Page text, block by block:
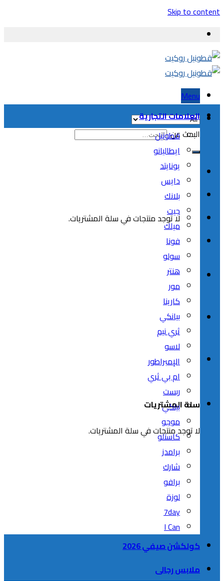
Skip to content
Menu
البحث عن:
لا توجد منتجات في سلة المشتريات.
سلة المشتريات
لا توجد منتجات في سلة المشتريات.
العلامات التجارية
قطونيل
ايطاليانو
يونايتد
دايس
بلانك
جيت
ميلك
فونا
سولو
هنتر
مور
كارينا
بيانكي
ثري نيم
لاسو
الإمبراطور
ام بي ثري
ربست
بينكي
موجو
كاستلو
برامدز
شارك
برافو
لوزة
7day
I Can
كولكشن صيفي 2026
ملابس رجالى